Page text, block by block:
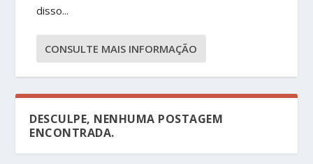
disso...
CONSULTE MAIS INFORMAÇÃO
DESCULPE, NENHUMA POSTAGEM
ENCONTRADA.